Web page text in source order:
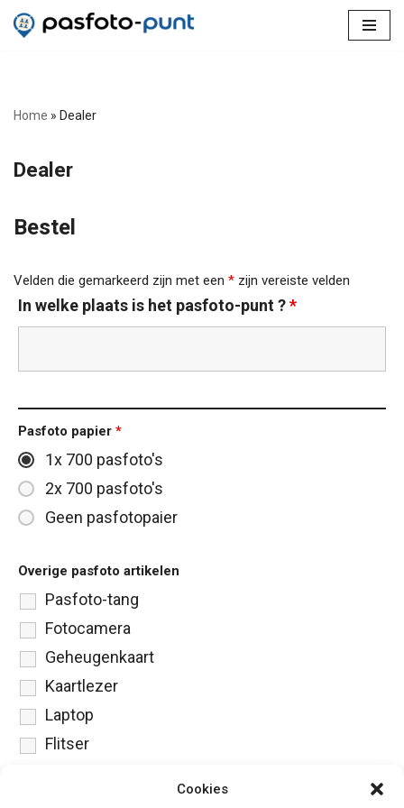
Cookies
inhoud
Home » Dealer
Dealer
Bestel
Velden die gemarkeerd zijn met een * zijn vereiste velden
In welke plaats is het pasfoto-punt ?*
Pasfoto papier *
1x 700 pasfoto's
2x 700 pasfoto's
Geen pasfotopaier
Overige pasfoto artikelen
Pasfoto-tang
Fotocamera
Geheugenkaart
Kaartlezer
Laptop
Flitser